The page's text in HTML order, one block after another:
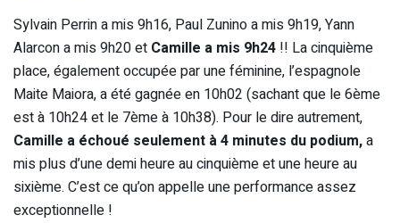
Sylvain Perrin a mis 9h16, Paul Zunino a mis 9h19, Yann
Alarcon a mis 9h20 et Camille a mis 9h24 !! La cinquième
place, également occupée par une féminine, l’espagnole
Maite Maiora, a été gagnée en 10h02 (sachant que le 6ème
est à 10h24 et le 7ème à 10h38). Pour le dire autrement,
Camille a échoué seulement à 4 minutes du podium,a
mis plus d’une demi heure au cinquième et une heure au
sixième. C’est ce qu’on appelle une performance assez
exceptionnelle !